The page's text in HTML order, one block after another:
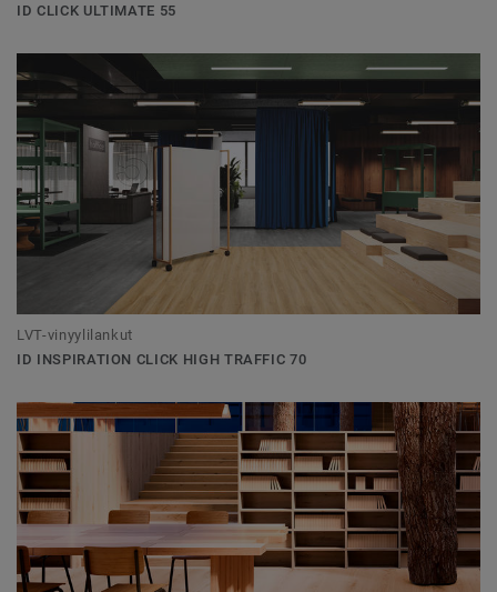
ID CLICK ULTIMATE 55
LVT-vinyylilankut
ID INSPIRATION CLICK HIGH TRAFFIC 70